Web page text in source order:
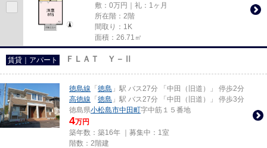
敷：0万円｜礼：1ヶ月
所在階：2階
間取り：1K
面積：26.71㎡
賃貸｜アパート ＦＬＡＴ Ｙ－Ⅱ
徳島線 「 徳島 」駅 バス27分 「中田（旧道）」 停歩2分
高徳線 「 徳島 」駅 バス27分 「中田（旧道）」 停歩3分
徳島県小松島市中田町字中筋１５番地
4万円
築年数：築16年 ｜募集中： 1室
階数：2階建